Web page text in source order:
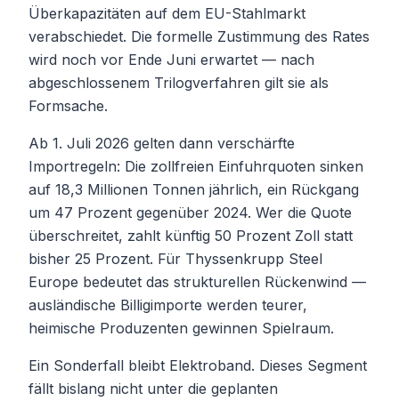
Überkapazitäten auf dem EU-Stahlmarkt
verabschiedet. Die formelle Zustimmung des Rates
wird noch vor Ende Juni erwartet — nach
abgeschlossenem Trilogverfahren gilt sie als
Formsache.
Ab 1. Juli 2026 gelten dann verschärfte
Importregeln: Die zollfreien Einfuhrquoten sinken
auf 18,3 Millionen Tonnen jährlich, ein Rückgang
um 47 Prozent gegenüber 2024. Wer die Quote
überschreitet, zahlt künftig 50 Prozent Zoll statt
bisher 25 Prozent. Für Thyssenkrupp Steel
Europe bedeutet das strukturellen Rückenwind —
ausländische Billigimporte werden teurer,
heimische Produzenten gewinnen Spielraum.
Ein Sonderfall bleibt Elektroband. Dieses Segment
fällt bislang nicht unter die geplanten